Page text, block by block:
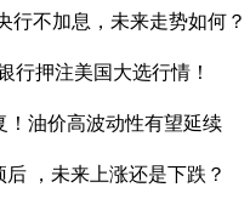
行不加息，未来走势如何？
行押注美国大选行情！
油价高波动性有望延续
，未来上涨还是下跌？